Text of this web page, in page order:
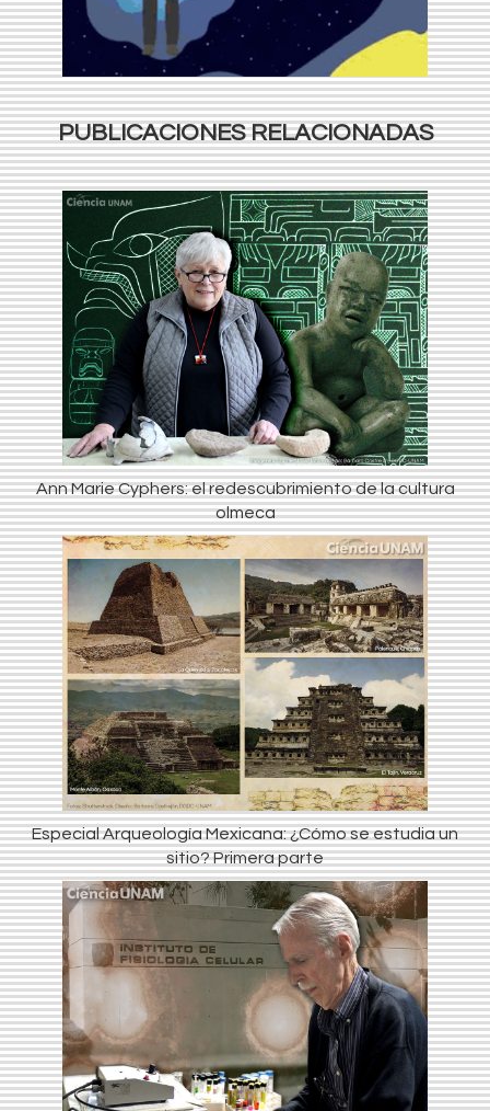
PUBLICACIONES RELACIONADAS
Ann Marie Cyphers: el redescubrimiento de la cultura
olmeca
Especial Arqueología Mexicana: ¿Cómo se estudia un
sitio? Primera parte